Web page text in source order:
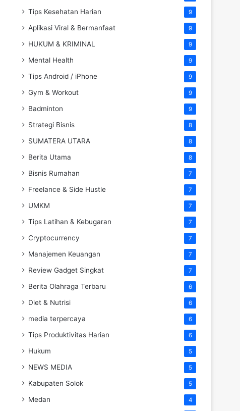
Tips Kesehatan Harian 9
Aplikasi Viral & Bermanfaat 9
HUKUM & KRIMINAL 9
Mental Health 9
Tips Android / iPhone 9
Gym & Workout 9
Badminton 9
Strategi Bisnis 8
SUMATERA UTARA 8
Berita Utama 8
Bisnis Rumahan 7
Freelance & Side Hustle 7
UMKM 7
Tips Latihan & Kebugaran 7
Cryptocurrency 7
Manajemen Keuangan 7
Review Gadget Singkat 7
Berita Olahraga Terbaru 6
Diet & Nutrisi 6
media terpercaya 6
Tips Produktivitas Harian 6
Hukum 5
NEWS MEDIA 5
Kabupaten Solok 5
Medan 4